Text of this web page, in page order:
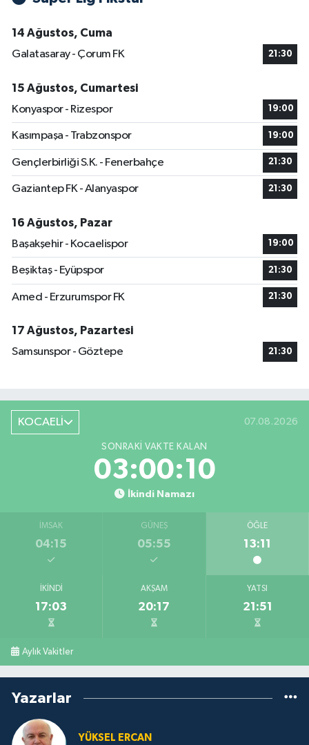
14 Ağustos, Cuma
Galatasaray - Çorum FK
21:30
15 Ağustos, Cumartesi
Konyaspor - Rizespor
19:00
Kasımpaşa - Trabzonspor 19:00
Gençlerbirliği S.K. - Fenerbahçe 21:30
Gaziantep FK - Alanyaspor 21:30
16 Ağustos, Pazar
Başakşehir - Kocaelispor
19:00
Beşiktaş - Eyüpspor 21:30
Amed - Erzurumspor FK 21:30
17 Ağustos, Pazartesi
Samsunspor - Göztepe
21:30
KOCAELİ 07.08.2026
SONRAKI VAKTE KALAN
03:00:09
İkindi Namazı
İMSAK
04:15
GÜNEŞ
05:55
ÖĞLE
13:11
İKINDI
17:03
AKŞAM
20:17
YATSI
21:51
Aylık Vakitler
Yazarlar
YÜKSEL ERCAN